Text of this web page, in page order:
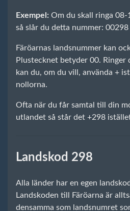
Exempel: Om du skall ringa
så slår du detta nummer:
Färöarnas landsnummer kan
Plustecknet betyder 00.
kan du, om du vill, använda +
nollorna.
Ofta när du får samtal till din
utlandet så står det +298
Landskod 298
Alla länder har en egen
Landskoden till Färöarna är
densamma som landsnumret